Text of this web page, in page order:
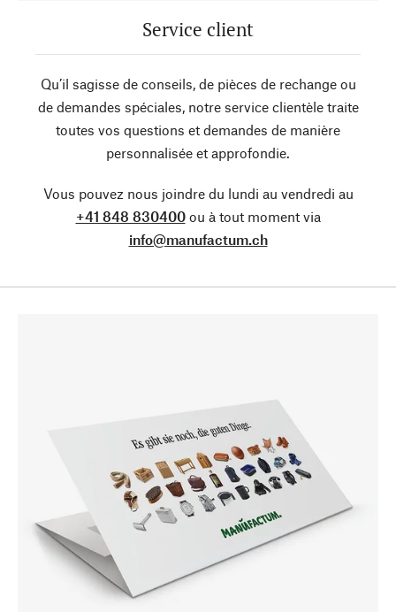
Service client
Qu’il sagisse de conseils, de pièces de rechange ou
de demandes spéciales, notre service clientèle traite
toutes vos questions et demandes de manière
personnalisée et approfondie.
Vous pouvez nous joindre du lundi au vendredi au
+41 848 830400ou à tout moment via
info@manufactum.ch